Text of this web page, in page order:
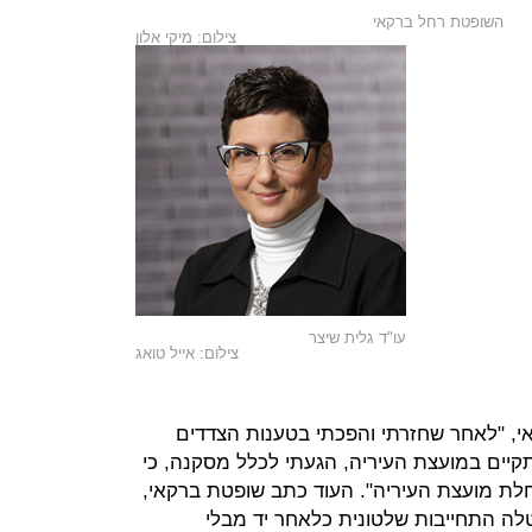
השופטת רחל ברקאי
צילום: מיקי אלון
עו"ד גלית שיצר
צילום: אייל טואג
שחזרתי והפכתי בטענות הצדדים
במועצת העיריה, הגעתי לכלל מסקנה, כי
מועצת העיריה". העוד כתב שופטת ברקאי,
התחייבות שלטונית כלאחר יד מבלי